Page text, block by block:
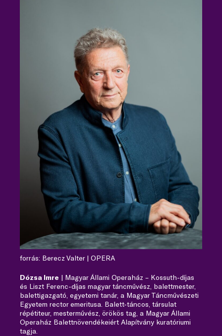
forrás: Berecz Valter | OPERA
Dózsa Imre | Magyar Állami Operaház – Kossuth-díjas
és Liszt Ferenc-díjas magyar táncművész, balettmester,
balettigazgató, egyetemi tanár, a Magyar Táncművészeti
Egyetem rector emeritusa. Balett-táncos, társulat
répétiteur, mesterművész, örökös tag, a Magyar Állami
Operaház Balettnövendékeiért Alapítvány kuratóriumi
tagja.